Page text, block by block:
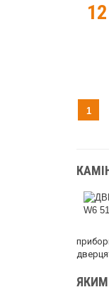
1
ЯКИМ